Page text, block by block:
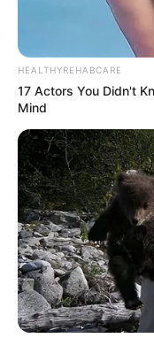
HEALTHYREHABCARE
17 Actors You Didn't
Mind